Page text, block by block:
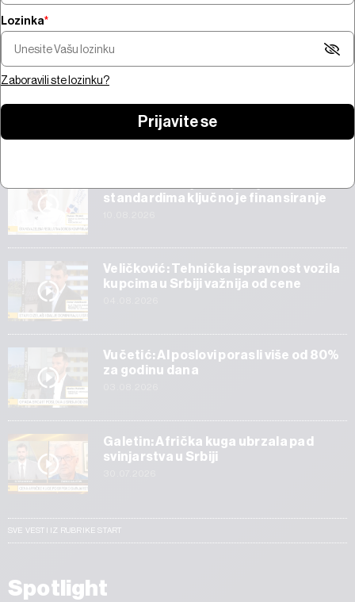
Za usklađivanje kompanija sa
je finansiranje
Pregled nedelje
Bliskom istoku,
Start
standardima ključno je finansiranje
Veličković: Tehnička ispravnost vozila
kupcima u Srbiji važnija od cene
Vučetić: AI poslovi porasli više od 80%
za godinu dana
Galetin: Afrička kuga ubrzala pad
svinjarstva u Srbiji
SVE VESTI IZ RUBRIKE START
Spotlight
Lozinka*
Zaboravili ste lozinku?
Prijavite se